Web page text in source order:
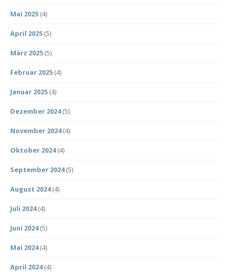
Mai 2025 (4)
April 2025 (5)
März 2025 (5)
Februar 2025 (4)
Januar 2025 (4)
Dezember 2024(5)
November 2024(4)
Oktober 2024(4)
September 2024(5)
August 2024(4)
Juli 2024(4)
Juni 2024(5)
Mai 2024(4)
April 2024(4)